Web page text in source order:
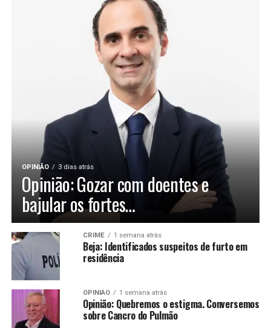
OPINIÃO 3 dias atrás
Opinião: Gozar com doentes e
bajular os fortes…
CRIME 1 semana atrás
Beja: Identificados suspeitos de furto em
residência
OPINIÃO 1 semana atrás
Opinião: Quebremos o estigma. Conversemos
sobre Cancro do Pulmão